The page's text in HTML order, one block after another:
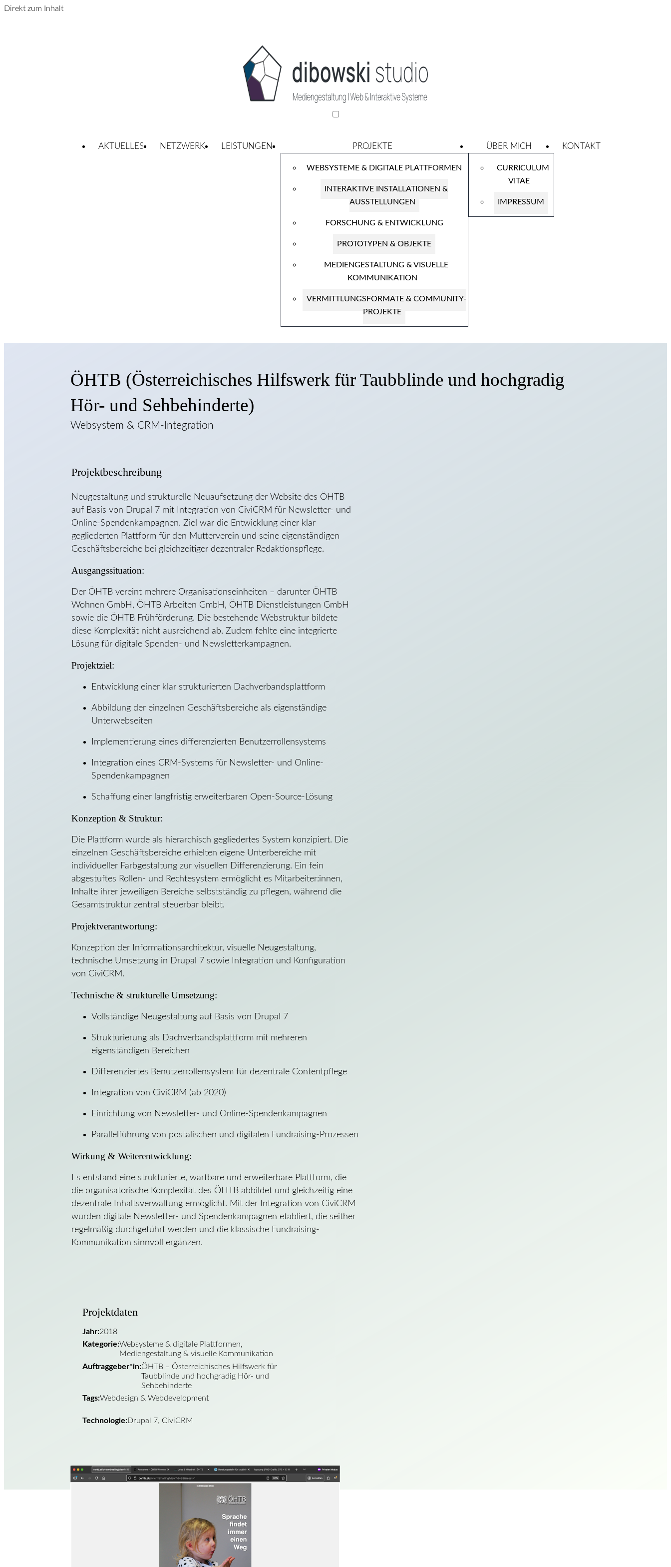
Direkt zum Inhalt
AKTUELLES NETZWERK LEISTUNGEN PROJEKTE
WEBSYSTEME & DIGITALE PLATTFORMEN
INTERAKTIVE INSTALLATIONEN &
AUSSTELLUNGEN
FORSCHUNG & ENTWICKLUNG
PROTOTYPEN & OBJEKTE
MEDIENGESTALTUNG & VISUELLE
KOMMUNIKATION
VERMITTLUNGSFORMATE & COMMUNITY-
PROJEKTE
ÜBER MICH
CURRICULUM
VITAE
IMPRESSUM
KONTAKT
ÖHTB (Österreichisches Hilfswerk für Taubblinde und hochgradig
Hör- und Sehbehinderte)
Websystem & CRM-Integration
Projektbeschreibung
Neugestaltung und strukturelle Neuaufsetzung der Website des ÖHTB
auf Basis von Drupal 7 mit Integration von CiviCRM für Newsletter- und
Online-Spendenkampagnen. Ziel war die Entwicklung einer klar
gegliederten Plattform für den Mutterverein und seine eigenständigen
Geschäftsbereiche bei gleichzeitiger dezentraler Redaktionspflege.
Ausgangssituation:
Der ÖHTB vereint mehrere Organisationseinheiten – darunter ÖHTB
Wohnen GmbH, ÖHTB Arbeiten GmbH, ÖHTB Dienstleistungen GmbH
sowie die ÖHTB Frühförderung. Die bestehende Webstruktur bildete
diese Komplexität nicht ausreichend ab. Zudem fehlte eine integrierte
Lösung für digitale Spenden- und Newsletterkampagnen.
Projektziel:
Entwicklung einer klar strukturierten Dachverbandsplattform
Abbildung der einzelnen Geschäftsbereiche als eigenständige
Unterwebseiten
Implementierung eines differenzierten Benutzerrollensystems
Integration eines CRM-Systems für Newsletter- und Online-
Spendenkampagnen
Schaffung einer langfristig erweiterbaren Open-Source-Lösung
Konzeption & Struktur:
Die Plattform wurde als hierarchisch gegliedertes System konzipiert. Die
einzelnen Geschäftsbereiche erhielten eigene Unterbereiche mit
individueller Farbgestaltung zur visuellen Differenzierung. Ein fein
abgestuftes Rollen- und Rechtesystem ermöglicht es Mitarbeiter:innen,
Inhalte ihrer jeweiligen Bereiche selbstständig zu pflegen, während die
Gesamtstruktur zentral steuerbar bleibt.
Projektverantwortung:
Konzeption der Informationsarchitektur, visuelle Neugestaltung,
technische Umsetzung in Drupal 7 sowie Integration und Konfiguration
von CiviCRM.
Technische & strukturelle Umsetzung:
Vollständige Neugestaltung auf Basis von Drupal 7
Strukturierung als Dachverbandsplattform mit mehreren
eigenständigen Bereichen
Differenziertes Benutzerrollensystem für dezentrale Contentpflege
Integration von CiviCRM (ab 2020)
Einrichtung von Newsletter- und Online-Spendenkampagnen
Parallelführung von postalischen und digitalen Fundraising-Prozessen
Wirkung & Weiterentwicklung:
Es entstand eine strukturierte, wartbare und erweiterbare Plattform, die
die organisatorische Komplexität des ÖHTB abbildet und gleichzeitig eine
dezentrale Inhaltsverwaltung ermöglicht. Mit der Integration von CiviCRM
wurden digitale Newsletter- und Spendenkampagnen etabliert, die seither
regelmäßig durchgeführt werden und die klassische Fundraising-
Kommunikation sinnvoll ergänzen.
Projektdaten
Jahr:2018
Kategorie:Websysteme & digitale Plattformen,
Mediengestaltung & visuelle Kommunikation
Auftraggeber*in:ÖHTB – Österreichisches Hilfswerk für
Taubblinde und hochgradig Hör- und
Sehbehinderte
Tags:Webdesign & Webdevelopment
Technologie:Drupal 7, CiviCRM